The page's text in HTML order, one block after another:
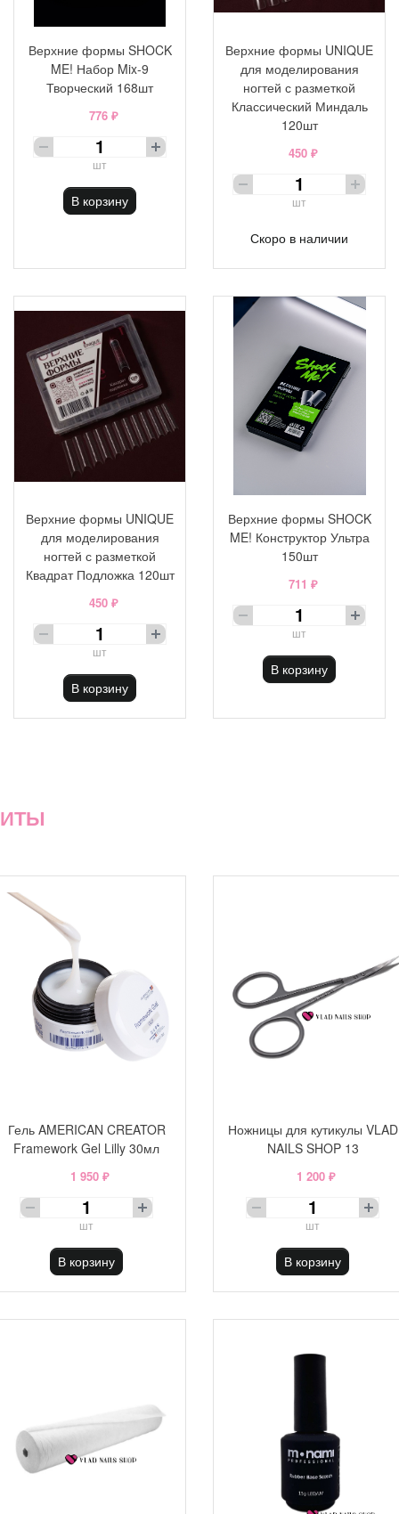
Верхние формы SHOCK
ME! Набор Mix-9
Творческий 168шт
776 ₽
шт
В корзину
Верхние формы UNIQUE
для моделирования
ногтей с разметкой
Классический Миндаль
120шт
450 ₽
шт
Скоро в наличии
Верхние формы UNIQUE
для моделирования
ногтей с разметкой
Квадрат Подложка 120шт
450 ₽
шт
В корзину
Верхние формы SHOCK
ME! Конструктор Ультра
150шт
711 ₽
шт
В корзину
Гель AMERICAN CREATOR
Framework Gel Lilly 30мл
1 950 ₽
шт
В корзину
Ножницы для кутикулы VLAD
NAILS SHOP 13
1 200 ₽
шт
В корзину